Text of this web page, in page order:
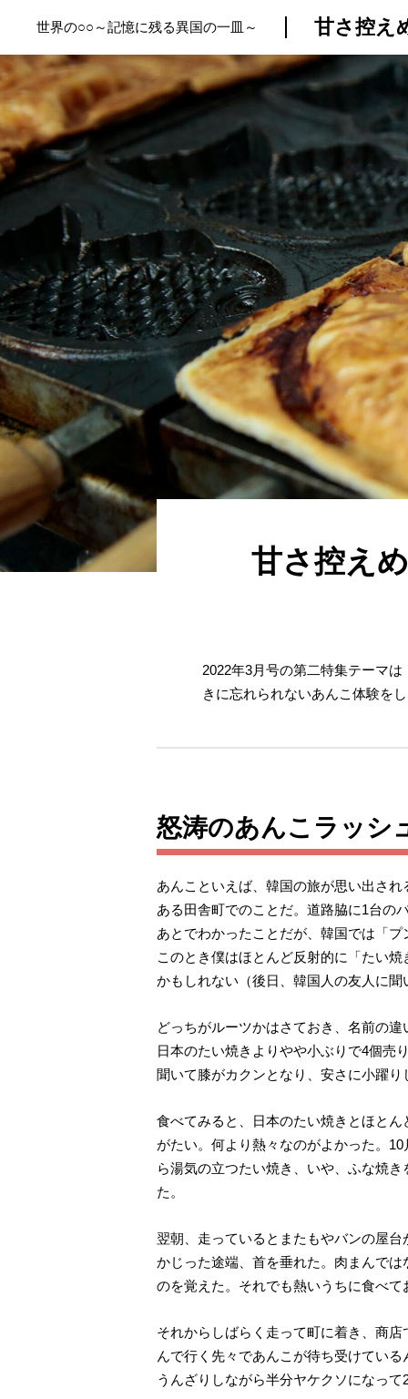
世界の○○～記憶に残る異国の一皿～ 甘さ控え
甘さ控え
2022年3月号の第二特集テーマ
きに忘れられないあんこ体験を
怒涛のあんこラッシ
あんこといえば、韓国の旅が思い出され
ある田舎町でのことだ。道路脇に1台の
あとでわかったことだが、韓国では「
このとき僕はほとんど反射的に「たい
かもしれない（後日、韓国人の友人に
どっちがルーツかはさておき、名前の
日本のたい焼きよりやや小ぶりで4個売
聞いて膝がカクンとなり、安さに小躍
食べてみると、日本のたい焼きとほと
がたい。何より熱々なのがよかった。
ら湯気の立つたい焼き、いや、ふな焼
た。
翌朝、走っているとまたもやバンの屋
かじった途端、首を垂れた。肉まんで
のを覚えた。それでも熱いうちに食べ
それからしばらく走って町に着き、商
んで行く先々であんこが待ち受けている
うんざりしながら半分ヤケクソになっ